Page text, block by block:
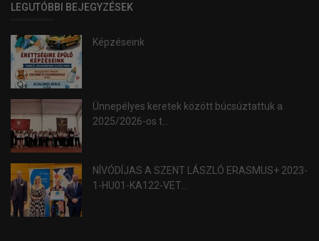
LEGUTÓBBI BEJEGYZÉSEK
Képzéseink
Ünnepélyes keretek között búcsúztattuk a
2025/2026-os t...
NÍVÓDÍJAS A SZENT LÁSZLÓ ERASMUS+ 2023-
1-HU01-KA122-VET...